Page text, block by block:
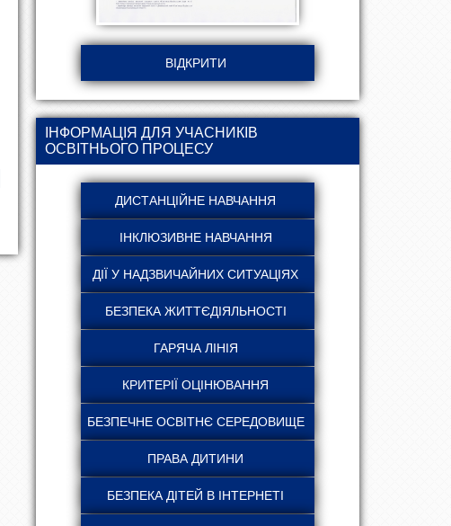
ІНФОРМАЦІЯ ДЛЯ УЧАСНИКІВ
ОСВІТНЬОГО ПРОЦЕСУ